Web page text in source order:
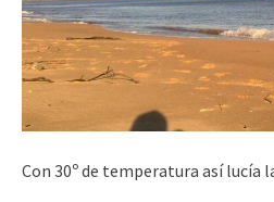
Con 30º de temperatura así lucía